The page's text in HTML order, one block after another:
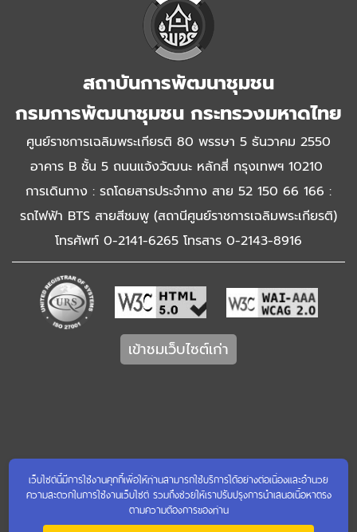
สถาบันการพัฒนาชุมชน
กรมการพัฒนาชุมชน กระทรวงมหาดไทย
ศูนย์ราชการเฉลิมพระเกียรติ 80 พรรษา 5 ธันวาคม 2550
อาคาร B ชั้น 5 ถนนแจ้งวัฒนะ หลักสี่ กรุงเทพฯ 10210
การเดินทาง : รถโดยสารประจำทาง สาย 52 150 66 166 :
รถไฟฟ้า BTS สายสีชมพู (สถานีศูนย์ราชการเฉลิมพระเกียรติ)
โทรศัพท์ 0-2141-6265 โทรสาร 0-2143-8916
เข้าชมเว็บไซต์เก่า
เว็บไซต์นี้มีการใช้งานคุกกี้เพื่อให้ท่านสามารถใช้บริการได้อย่างต่อเนื่องและอำนวย
ความสะดวกในการใช้งานเว็บไซต์ รวมถึงช่วยให้เราปรับปรุงการนำเสนอเนื้อหาตรง
ตามความต้องการของท่าน